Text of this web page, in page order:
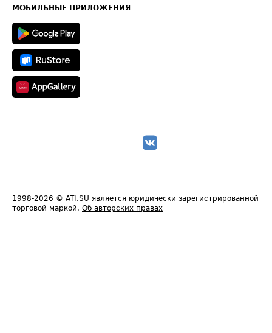
Техническая информация
МОБИЛЬНЫЕ ПРИЛОЖЕНИЯ
1998-2026 © ATI.SU является юридически зарегистрированной
торговой маркой. Об авторских правах